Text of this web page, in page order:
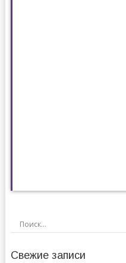
Свежие записи